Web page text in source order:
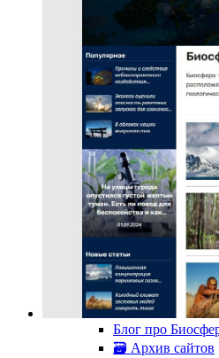
Блог про
🗃 Архив сайтов